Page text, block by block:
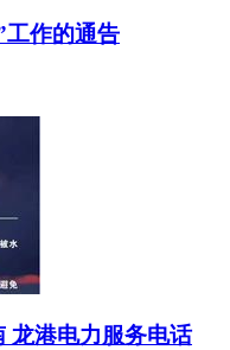
工作的通告
龙港电力服务电话